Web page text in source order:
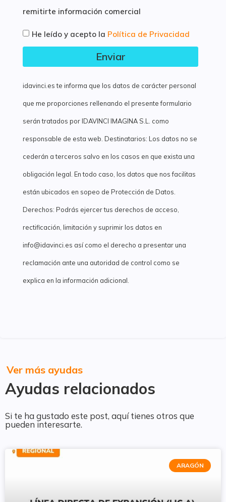
remitirte información comercial
He leído y acepto la Política de Privacidad
Enviar
idavinci.es te informa que los datos de carácter personal
que me proporciones rellenando el presente formulario
serán tratados por IDAVINCI IMAGINA S.L. como
responsable de esta web. Destinatarios: Los datos no se
cederán a terceros salvo en los casos en que exista una
obligación legal. En todo caso, los datos que nos facilitas
están ubicados en sopeo de Protección de Datos.
Derechos: Podrás ejercer tus derechos de acceso,
rectificación, limitación y suprimir los datos en
info@idavinci.es así como el derecho a presentar una
reclamación ante una autoridad de control como se
explica en la información adicional.
Ayudas relacionados
Ver más ayudas
Si te ha gustado este post, aquí tienes otros que
pueden interesarte.
ARAGÓN